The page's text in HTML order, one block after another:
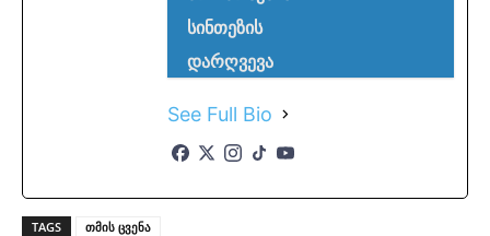
სინთეზის
დარღვევა
See Full Bio
TAGS თმის ცვენა